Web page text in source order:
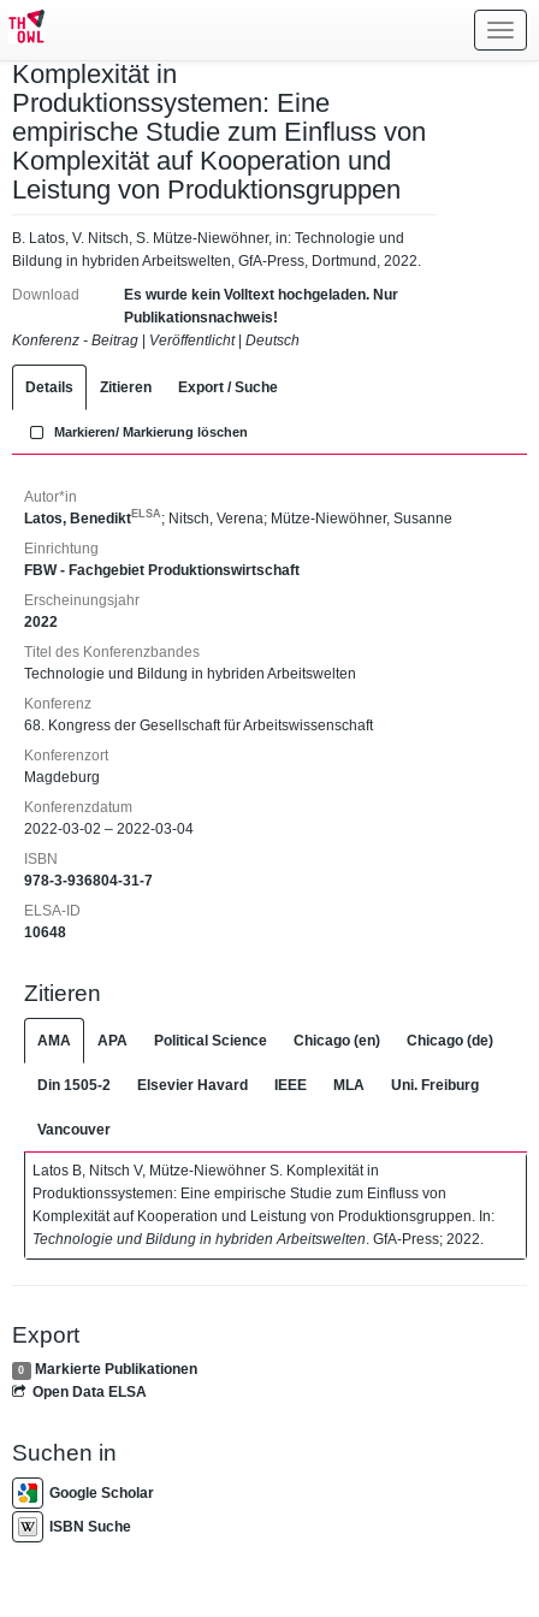
Komplexität in
Produktionssystemen: Eine
empirische Studie zum Einfluss von
Komplexität auf Kooperation und
Leistung von Produktionsgruppen
B. Latos, V. Nitsch, S. Mütze-Niewöhner, in: Technologie und
Bildung in hybriden Arbeitswelten, GfA-Press, Dortmund, 2022.
Download
Es wurde kein Volltext hochgeladen. Nur
Publikationsnachweis!
Konferenz - Beitrag
Veröffentlicht| Deutsch
Details Zitieren Export / Suche
Markieren/ Markierung löschen
Autor*in
Latos, Benedikt ELSA ; Nitsch, Verena; Mütze-Niewöhner, Susanne
Einrichtung
FBW - Fachgebiet Produktionswirtschaft
Erscheinungsjahr
2022
Titel des Konferenzbandes
Technologie und Bildung in hybriden Arbeitswelten
Konferenz
68. Kongress der Gesellschaft für Arbeitswissenschaft
Konferenzort
Magdeburg
Konferenzdatum
2022-03-02 – 2022-03-04
ISBN
978-3-936804-31-7
ELSA-ID
10648
Zitieren
AMA APA Political Science Chicago (en) Chicago (de)
Din 1505-2 Elsevier Havard IEEE MLA Uni. Freiburg
Vancouver
Latos B, Nitsch V, Mütze-Niewöhner S. Komplexität in
Produktionssystemen: Eine empirische Studie zum Einfluss von
Komplexität auf Kooperation und Leistung von Produktionsgruppen. In:
Technologie und Bildung in hybriden Arbeitswelten . GfA-Press; 2022.
Export
0
Markierte Publikationen
Open Data ELSA
Suchen in
Google Scholar
ISBN Suche